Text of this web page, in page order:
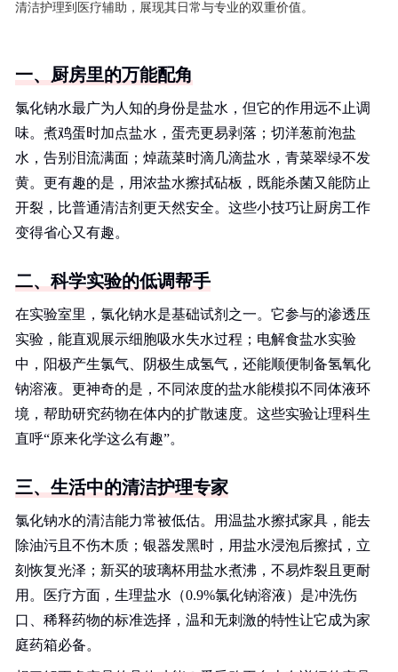
清洁护理到医疗辅助，展现其日常与专业的双重价值。
一、厨房里的万能配角
氯化钠水最广为人知的身份是盐水，但它的作用远不止调
味。煮鸡蛋时加点盐水，蛋壳更易剥落；切洋葱前泡盐
水，告别泪流满面；焯蔬菜时滴几滴盐水，青菜翠绿不发
黄。更有趣的是，用浓盐水擦拭砧板，既能杀菌又能防止
开裂，比普通清洁剂更天然安全。这些小技巧让厨房工作
变得省心又有趣。
二、科学实验的低调帮手
在实验室里，氯化钠水是基础试剂之一。它参与的渗透压
实验，能直观展示细胞吸水失水过程；电解食盐水实验
中，阳极产生氯气、阴极生成氢气，还能顺便制备氢氧化
钠溶液。更神奇的是，不同浓度的盐水能模拟不同体液环
境，帮助研究药物在体内的扩散速度。这些实验让理科生
直呼“原来化学这么有趣”。
三、生活中的清洁护理专家
氯化钠水的清洁能力常被低估。用温盐水擦拭家具，能去
除油污且不伤木质；银器发黑时，用盐水浸泡后擦拭，立
刻恢复光泽；新买的玻璃杯用盐水煮沸，不易炸裂且更耐
用。医疗方面，生理盐水（0.9%氯化钠溶液）是冲洗伤
口、稀释药物的标准选择，温和无刺激的特性让它成为家
庭药箱必备。